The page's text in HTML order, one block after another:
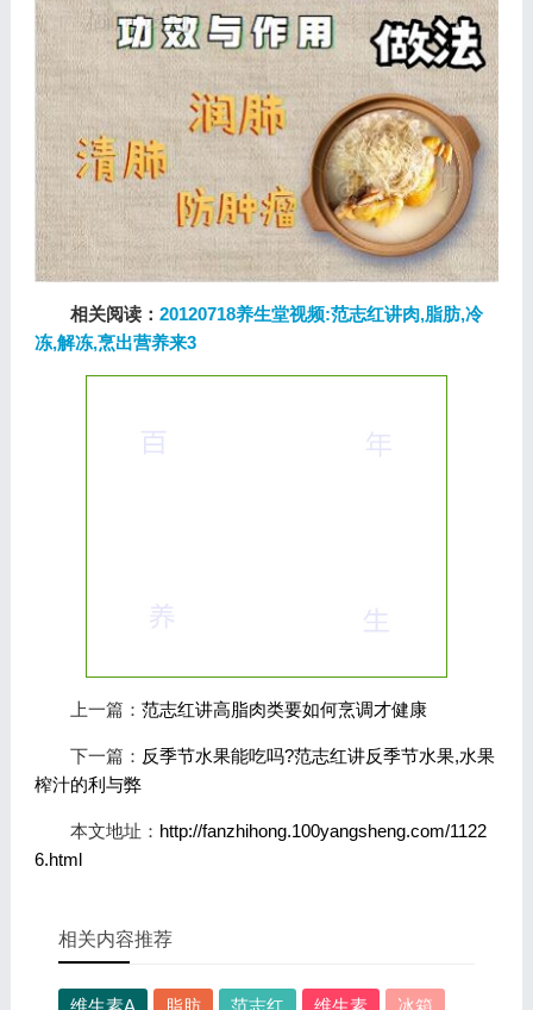
相关阅读： 20120718养生堂视频:范志红讲肉,脂肪,冷
冻,解冻,烹出营养来3
上一篇： 范志红讲高脂肉类要如何烹调才健康
下一篇： 反季节水果能吃吗?范志红讲反季节水果,水果
榨汁的利与弊
本文地址： http://fanzhihong.100yangsheng.com/1122
6.html
相关内容推荐